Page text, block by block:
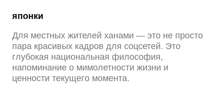
японки
Для местных жителей ханами — это не просто
пара красивых кадров для соцсетей. Это
глубокая национальная философия,
напоминание о мимолетности жизни и
ценности текущего момента.